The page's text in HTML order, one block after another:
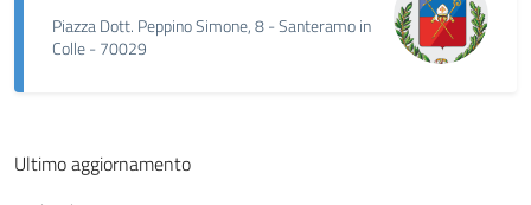
Piazza Dott. Peppino Simone, 8 - Santeramo in
Colle - 70029
Ultimo aggiornamento